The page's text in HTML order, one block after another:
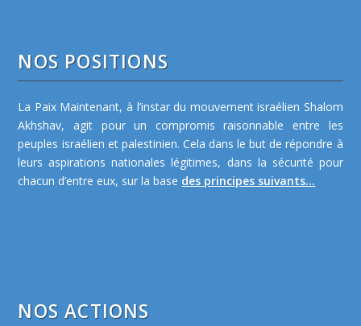
NOS POSITIONS
La Paix Maintenant, à l’instar du mouvement israélien Shalom
Akhshav, agit pour un compromis raisonnable entre les
peuples israélien et palestinien. Cela dans le but de répondre à
leurs aspirations nationales légitimes, dans la sécurité pour
chacun d’entre eux, sur la base des principes suivants...
NOS ACTIONS